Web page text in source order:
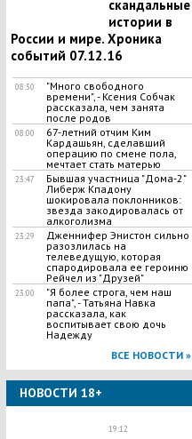
скандальные
истории в
России и мире. Хроника
событий 07.12.16
08:30
"Много свободного
времени", - Ксения Собчак
рассказала, чем занята
после родов
08:00
67-летний отчим Ким
Кардашьян, сделавший
операцию по смене пола,
мечтает стать матерью
23:47
Бывшая участница "Дома-2"
Либерж Кпадону
шокировала поклонников:
звезда закодировалась от
алкоголизма
23:29
Дженнифер Энистон сильно
разозлилась на
телеведущую, которая
спародировала ее героиню
Рейчел из "Друзей"
23:00
"Я более строга, чем наш
папа", - Татьяна Навка
рассказала, как
воспитывает свою дочь
Надежду
ВСЕ НОВОСТИ »
НОВОСТИ 18+
19:12